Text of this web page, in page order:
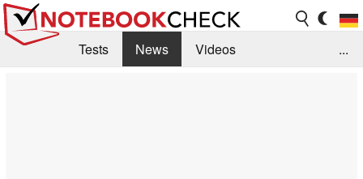
Tests News
Videos
...